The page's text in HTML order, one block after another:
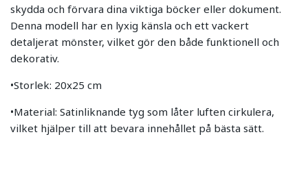
skydda och förvara dina viktiga böcker eller dokument.
Denna modell har en lyxig känsla och ett vackert
detaljerat mönster, vilket gör den både funktionell och
dekorativ.
•Storlek: 20x25 cm
•Material: Satinliknande tyg som låter luften cirkulera,
vilket hjälper till att bevara innehållet på bästa sätt.